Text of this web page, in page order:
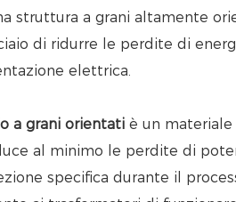
struttura a grani altamente
di ridurre le perdite di
elettrica.
a grani orientati è un
al minimo le perdite di
specifica durante il